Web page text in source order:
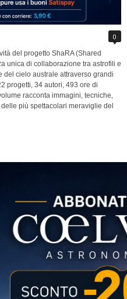
0
del progetto ShaRA (Shared
unica di collaborazione tra astrofili e
cielo australe attraverso grandi
progetti, 34 autori, 493 ore di
racconta immagini, tecniche,
più spettacolari meraviglie del